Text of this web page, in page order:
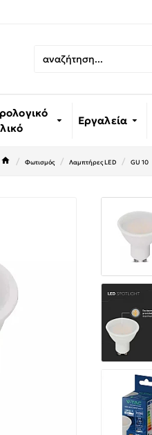
Εργαλεία
Φωτισμός Λαμπτήρες LED GU 10